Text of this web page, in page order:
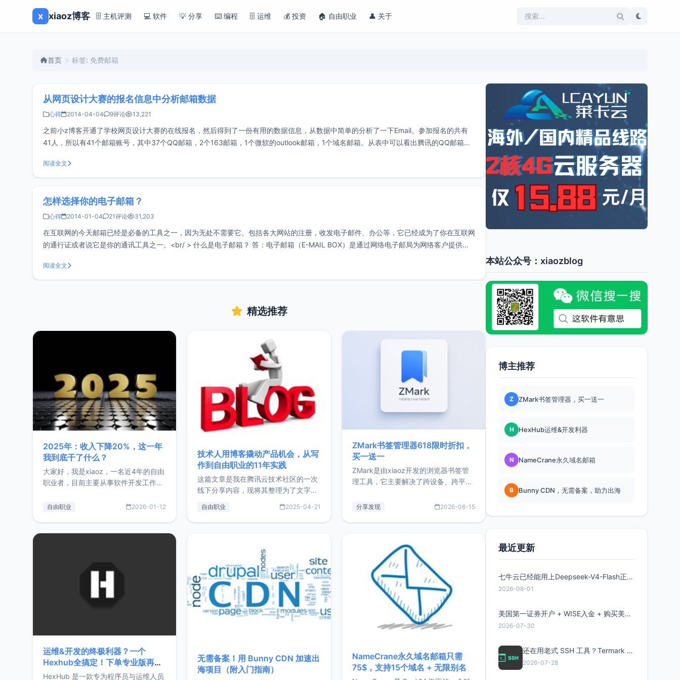
x xiaoz博客 🗄️ 主机评测 💻 软件 💡 分享 ⌨️ 编程 🗄️ 运维 💰 投资 🏠 自由职业 👤 关于
首页 标签: 免费邮箱
从网页设计大赛的报名信息中分析邮箱数据
心得 2014-04-04 9评论 13,221
之前小z博客开通了学校网页设计大赛的在线报名，然后得到了一份有用的数据信息，从数据中简单的分析了一下Email。参加报名的共有
41人，所以有41个邮箱账号，其中37个QQ邮箱，2个163邮箱，1个微软的outlook邮箱，1个域名邮箱。从表中可以看出腾讯的QQ邮箱占
阅读全文
怎样选择你的电子邮箱？
心得 2014-01-04 21评论 31,203
在互联网的今天邮箱已经是必备的工具之一，因为无处不需要它。包括各大网站的注册，收发电子邮件、办公等，它已经成为了你在互联网
的通行证或者说它是你的通讯工具之一。<br/ > 什么是电子邮箱？ 答：电子邮箱（E-MAIL BOX）是通过网络电子邮局为网络客户提供的
阅读全文
精选推荐
2025年：收入下降20%，这一年
我到底干了什么？
大家好，我是xiaoz，一名近4年的自由
职业者，目前主要从事软件开发工作。
的总结，内容主要包括：工作、学习、
自由职业 2026-01-12
技术人用博客撬动产品机会，从写
作到自由职业的11年实践
这篇文章是我在腾讯云技术社区的一次
线下分享内容，现将其整理为了文字
版，分享了写博客11年来的经历，以及
通过博客过渡到做产品和走向自由职业
的一个小故事。文中还首次公开了我的
前从事服务器运维相关工作，现在已经
转自由职业3年，目前
自由职业 2025-04-21
ZMark书签管理器618限时折扣，
买一送一
ZMark是由xiaoz开发的浏览器书签管
理工具，它主要解决了跨设备、跨平
做到一处部署、随处访问。同时，它还
量级： 使用Bun + Hono.js
分享发现 2026-06-15
运维&开发的终极利器？一个
Hexhub全搞定！下单专业版再赠
Zdir/OneNav授权
HexHub 是一款专为程序员与运维人员
无需备案！用 Bunny CDN 加速出
海项目（附入门指南）
NameCrane永久域名邮箱只需
75$，支持15个域名 + 无限别名
本站公众号：xiaozblog
博主推荐
Z ZMark书签管理器，买一送一
H HexHub运维&开发利器
N NameCrane永久域名邮箱
B Bunny CDN，无需备案，助力出海
最近更新
七牛云已经能用上Deepseek-V4-Flash正式版了，点此领取300万Token
2026-08-01
美国第一证券开户 + WISE入金 + 购买美股全流程分享
2026-07-30
还在用老式 SSH 工具？Termark 新一代跨平台智能SSH客户端了解一下
2026-07-28